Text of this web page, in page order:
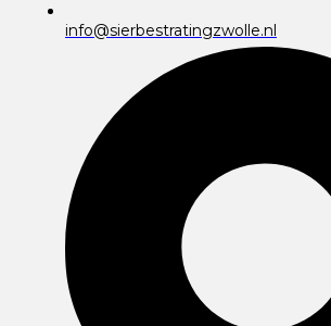
info@sierbestratingzwolle.nl